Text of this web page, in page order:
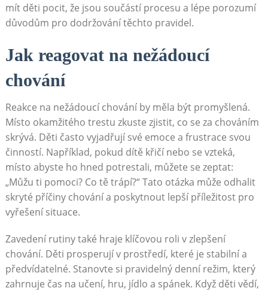
mít děti pocit, že jsou součástí procesu a lépe porozumí
důvodům pro dodržování těchto pravidel.
Jak reagovat na nežádoucí
chování
Reakce na nežádoucí chování by měla být promyšlená.
Místo okamžitého trestu zkuste zjistit, co se za chováním
skrývá. Děti často vyjadřují své emoce a frustrace svou
činností. Například, pokud dítě křičí nebo se vzteká,
místo abyste ho hned potrestali, můžete se zeptat:
„Můžu ti pomoci? Co tě trápí?“ Tato otázka může odhalit
skryté příčiny chování a poskytnout lepší příležitost pro
vyřešení situace.
Zavedení rutiny také hraje klíčovou roli v zlepšení
chování. Děti prosperují v prostředí, které je stabilní a
předvídatelné. Stanovte si pravidelný denní režim, který
zahrnuje čas na učení, hru, jídlo a spánek. Když děti vědí,